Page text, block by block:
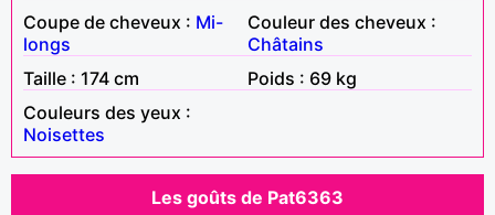
Coupe de cheveux : Mi-
longs
Couleur des cheveux :
Châtains
Taille : 174 cm
Poids : 69 kg
Couleurs des yeux :
Noisettes
Les goûts de Pat6363